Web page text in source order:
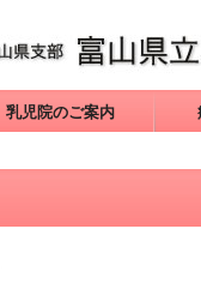
乳児院のご案内